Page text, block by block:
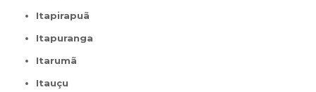
Itapirapuã
Itapuranga
Itarumã
Itauçu